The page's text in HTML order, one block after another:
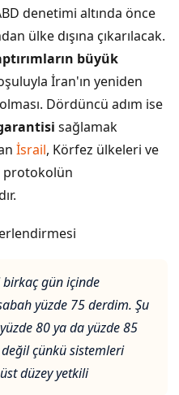
denetimi altında önce
ülke dışına çıkarılacak.
büyük
İran'ın yeniden
Dördüncü adım ise
sağlamak
İsrail, Körfez ülkeleri ve
protokolün
birkaç gün içinde
yüzde 75 derdim. Şu
80 ya da yüzde 85
çünkü sistemleri
düzey yetkili